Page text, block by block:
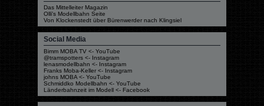
Das Mittelleiter Magazin
Olli's Modellbahn Seite
Von Klockenstedt über Bürenwerder nach Klingsiel
Social Media
Bimm MOBA TV <- YouTube
@tramspotters <- Instagram
lenasmodellbahn <- Instagram
Franks Moba-Keller <- Instagram
johns MOBA <- YouTube
Schmiddko Modellbahn <- YouTube
Länderbahnzeit im Modell <- Facebook